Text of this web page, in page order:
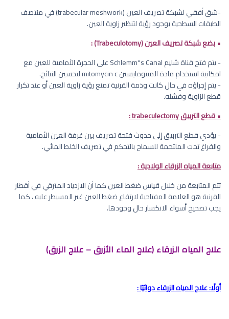
-شق أفقي لشبكة تصريف العين (trabecular meshwork) في منتصف
الطبقات السطحية بوجود رؤية لتنظير زاوية العين.
• بضع شبكة تصريف العين (Trabeculotomy) :
- يتم فتح قناة شليم Schlemm''s Canal على الحجرة الأمامية للعين مع
امكانية استخدام مادة الميتومايسين mitomycin c لتحسين النتائج.
- يتم إجراؤه في حال كانت وذمة القرنية تمنع رؤية زاوية العين أو عند تكرار
قطع الزاوية وفشله.
• قطع التربيق trabeculectomy :
- يؤدي قطع التربيق إلى حدوث فتحة تصريف بين غرفة العين الأمامية
والفراغ تحت الملتحمة للسماح بالتحكم في تصريف الخلط المائي.
متابعة المياه الزرقاء الولادية :
تتم المتابعة من خلال قياس ضغط العين كما أن الازدياد المترقي في أقطار
القرنية هو العلامة المفتاحية لارتفاع ضغط العين غير المسيطر عليه ، كما
يجب تصحيح أسواء الانكسار حال وجودها.
علاج المياه الزرقاء (علاج الماء الأزرق – علاج الزرق)
أولًا: علاج المياه الزرقاء دوائيًا :